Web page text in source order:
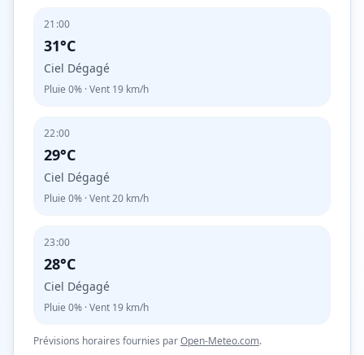
21:00
31°C
Ciel Dégagé
Pluie 0% · Vent 19 km/h
22:00
29°C
Ciel Dégagé
Pluie 0% · Vent20 km/h
23:00
28°C
Ciel Dégagé
Pluie 0% · Vent 19 km/h
Prévisions horaires fournies parOpen-Meteo.com.